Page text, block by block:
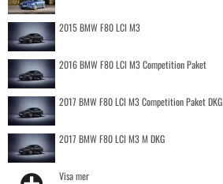
2015 BMW F80 LCI M3
2016 BMW F80 LCI M3 Competition Paket
2017 BMW F80 LCI M3 Competition Paket DKG
2017 BMW F80 LCI M3 M DKG
Visa mer